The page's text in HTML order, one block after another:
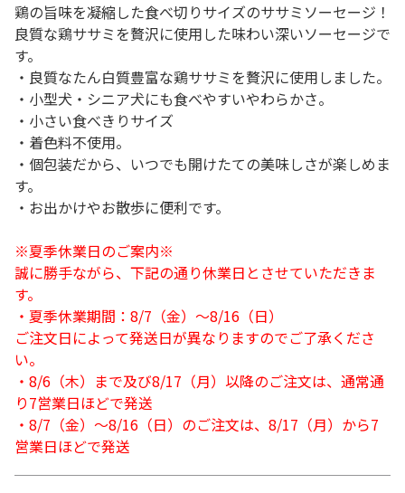
鶏の旨味を凝縮した食べ切りサイズのササミソーセージ！
良質な鶏ササミを贅沢に使用した味わい深いソーセージで
す。
・良質なたん白質豊富な鶏ササミを贅沢に使用しました。
・小型犬・シニア犬にも食べやすいやわらかさ。
・小さい食べきりサイズ
・着色料不使用。
・個包装だから、いつでも開けたての美味しさが楽しめま
す。
・お出かけやお散歩に便利です。
※夏季休業日のご案内※
誠に勝手ながら、下記の通り休業日とさせていただきま
す。
・夏季休業期間：8/7（金）～8/16（日）
ご注文日によって発送日が異なりますのでご了承くださ
い。
・8/6（木）まで及び8/17（月）以降のご注文は、通常通
り7営業日ほどで発送
・8/7（金）～8/16（日）のご注文は、8/17（月）から7
営業日ほどで発送